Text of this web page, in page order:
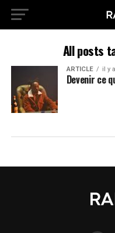
All posts
ARTICLE il y
Devenir ce